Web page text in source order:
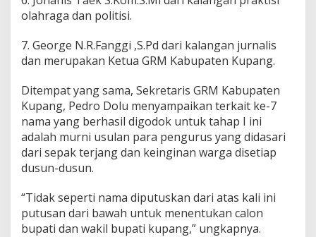
olahraga dan politisi.
7. George N.R.Fanggi ,S.Pd dari kalangan jurnalis
dan merupakan Ketua GRM Kabupaten Kupang.
Ditempat yang sama, Sekretaris GRM Kabupaten
Kupang, Pedro Dolu menyampaikan terkait ke-7
nama yang berhasil digodok untuk tahap I ini
adalah murni usulan para pengurus yang didasari
dari sepak terjang dan keinginan warga disetiap
dusun-dusun.
“Tidak seperti nama diputuskan dari atas kali ini
putusan dari bawah untuk menentukan calon
bupati dan wakil bupati kupang,” ungkapnya.